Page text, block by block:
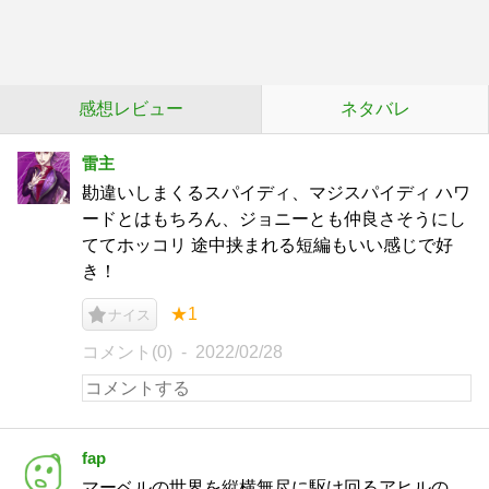
感想レビュー ネタバレ
雷主
勘違いしまくるスパイディ、マジスパイディ ハワ
ードとはもちろん、ジョニーとも仲良さそうにし
ててホッコリ 途中挟まれる短編もいい感じで好
き！
ナイス ★1
コメント(0) 2022/02/28
fap